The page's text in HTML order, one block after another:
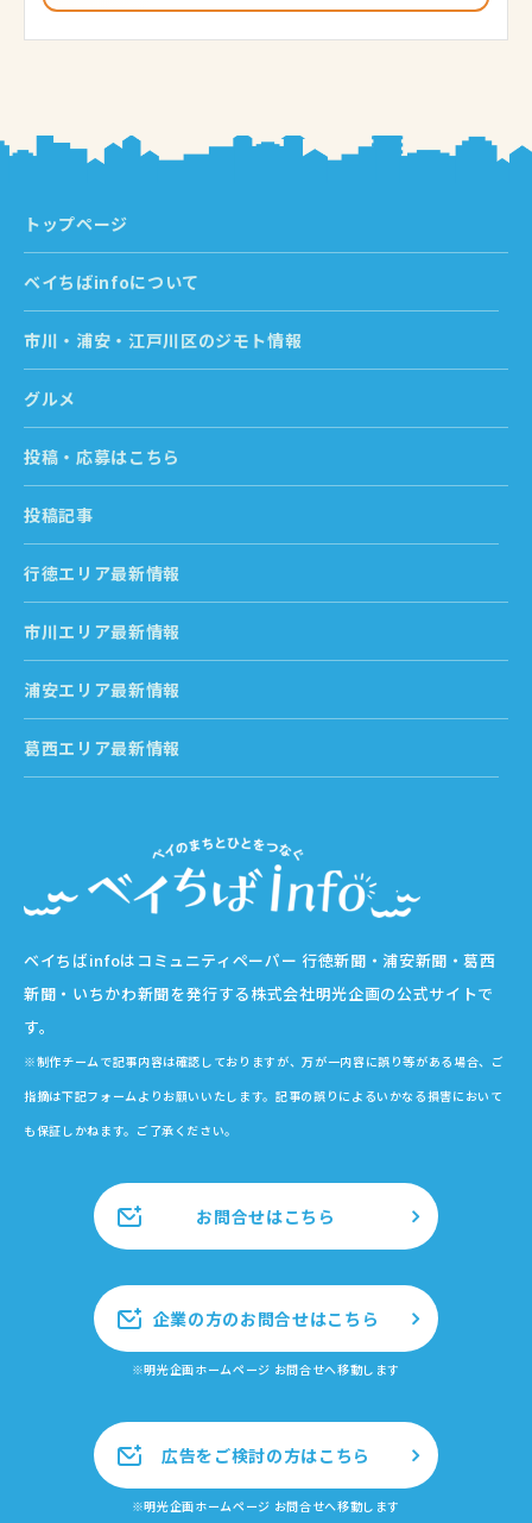
ベイちばinfoはコミュニティペーパー 行徳新聞・浦安新聞・葛西
新聞・いちかわ新聞を発行する株式会社明光企画の公式サイトで
す。
※制作チームで記事内容は確認しておりますが、万が一内容に誤り等がある場合、ご
指摘は下記フォームよりお願いいたします。記事の誤りによるいかなる損害において
も保証しかねます。ご了承ください。
お問合せはこちら
企業の方のお問合せはこちら
※明光企画ホームページ お問合せへ移動します
広告をご検討の方はこちら
※明光企画ホームページ お問合せへ移動します
トップページ
ベイちばinfoについて
市川・浦安・江戸川区のジモト情報
グルメ
投稿・応募はこちら
投稿記事
行徳エリア最新情報
市川エリア最新情報
浦安エリア最新情報
葛西エリア最新情報